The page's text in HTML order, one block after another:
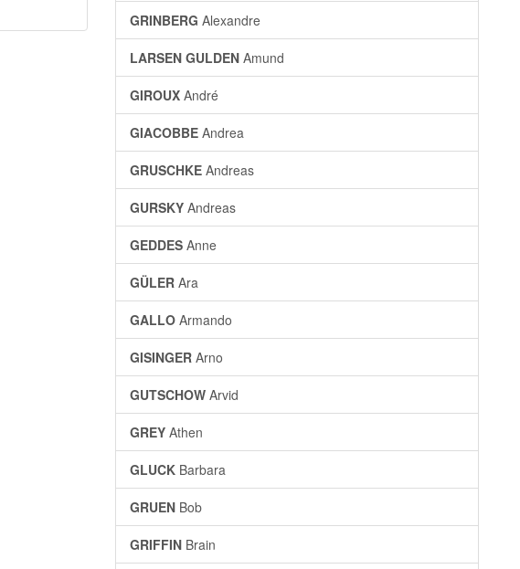
GRINBERG Alexandre
LARSEN GULDEN Amund
GIROUX André
GIACOBBE Andrea
GRUSCHKE Andreas
GURSKY Andreas
GEDDES Anne
GÜLER Ara
GALLO Armando
GISINGER Arno
GUTSCHOW Arvid
GREY Athen
GLUCK Barbara
GRUEN Bob
GRIFFIN Brain